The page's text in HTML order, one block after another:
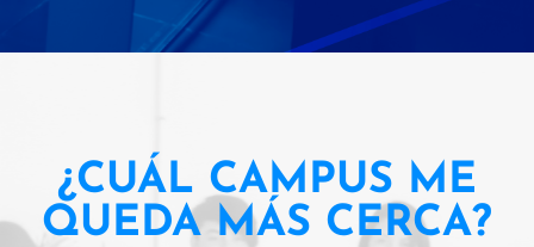
¿CUÁL CAMPUS ME
QUEDA MÁS CERCA?